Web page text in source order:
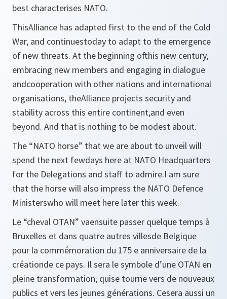
best characterises NATO.
ThisAlliance has adapted first to the end of the Cold
War, and continuestoday to adapt to the emergence
of new threats. At the beginning ofthis new century,
embracing new members and engaging in dialogue
andcooperation with other nations and international
organisations, theAlliance projects security and
stability across this entire continent,and even
beyond. And that is nothing to be modest about.
The “NATO horse” that we are about to unveil will
spend the next fewdays here at NATO Headquarters
for the Delegations and staff to admire.I am sure
that the horse will also impress the NATO Defence
Ministerswho will meet here later this week.
Le “cheval OTAN” vaensuite passer quelque temps à
Bruxelles et dans quatre autres villesde Belgique
pour la commémoration du 175 e anniversaire de la
créationde ce pays. Il sera le symbole d’une OTAN en
pleine transformation, quise tourne vers de nouveaux
publics et vers les jeunes générations. Cesera aussi un